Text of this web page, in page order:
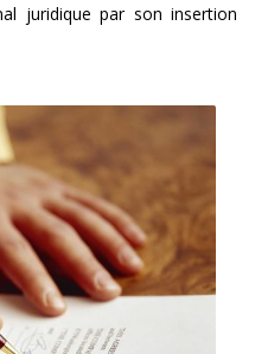
juridique par son insertion